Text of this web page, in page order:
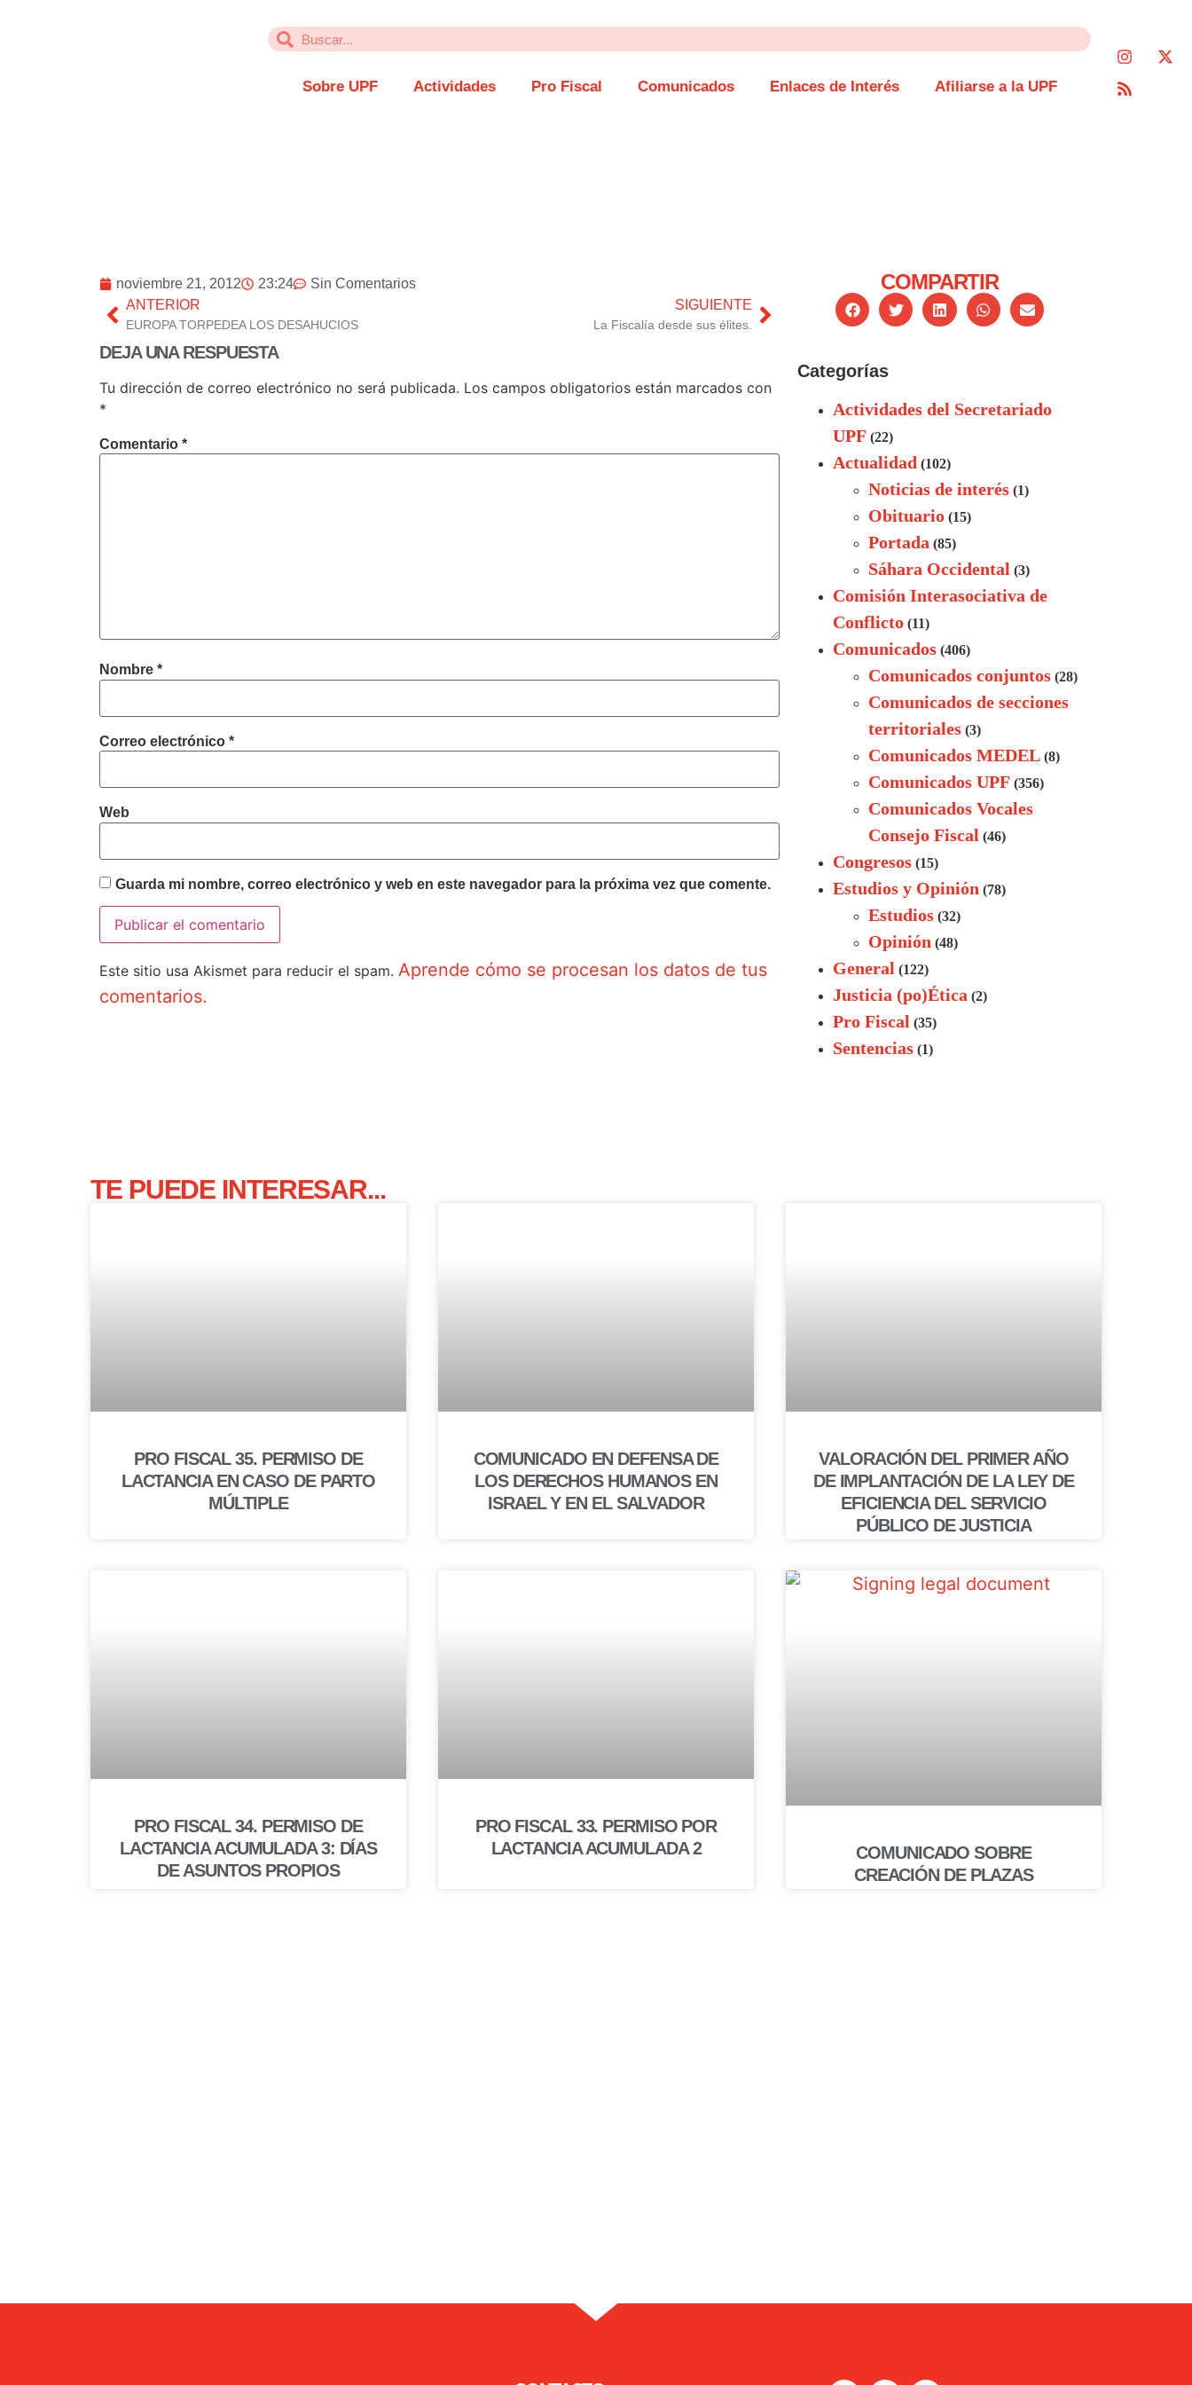
Sobre UPF Actividades Pro Fiscal Comunicados Enlaces de Interés Afiliarse a la UPF
noviembre 21, 2012 23:24
Sin Comentarios
ANTERIOR
EUROPA TORPEDEA LOS DESAHUCIOS
SIGUIENTE
La Fiscalía desde sus élites.
DEJA UNA RESPUESTA
Tu dirección de correo electrónico no será publicada. Los campos obligatorios están marcados con
*
Comentario *
Nombre *
Correo electrónico *
Web
Guarda mi nombre, correo electrónico y web en este navegador para la próxima vez que comente.
Este sitio usa Akismet para reducir el spam. Aprende cómo se procesan los datos de tus
comentarios.
COMPARTIR
Categorías
Actividades del Secretariado
UPF(22)
Actualidad (102)
Noticias de interés(1)
Obituario(15)
Portada (85)
Sáhara Occidental (3)
Comisión Interasociativa de
Conflicto(11)
Comunicados(406)
Comunicados conjuntos(28)
Comunicados de secciones
territoriales(3)
Comunicados MEDEL(8)
Comunicados UPF(356)
Comunicados Vocales
Consejo Fiscal (46)
Congresos(15)
Estudios y Opinión (78)
Estudios(32)
Opinión (48)
General (122)
Justicia (po)Ética (2)
Pro Fiscal (35)
Sentencias(1)
TE PUEDE INTERESAR...
PRO FISCAL 35. PERMISO DE
LACTANCIA EN CASO DE PARTO
MÚLTIPLE
COMUNICADO EN DEFENSA DE
LOS DERECHOS HUMANOS EN
ISRAEL Y EN EL SALVADOR
VALORACIÓN DEL PRIMER AÑO
DE IMPLANTACIÓN DE LA LEY DE
EFICIENCIA DEL SERVICIO
PÚBLICO DE JUSTICIA
PRO FISCAL 34. PERMISO DE
LACTANCIA ACUMULADA 3: DÍAS
DE ASUNTOS PROPIOS
PRO FISCAL 33. PERMISO POR
LACTANCIA ACUMULADA 2
COMUNICADO SOBRE
CREACIÓN DE PLAZAS